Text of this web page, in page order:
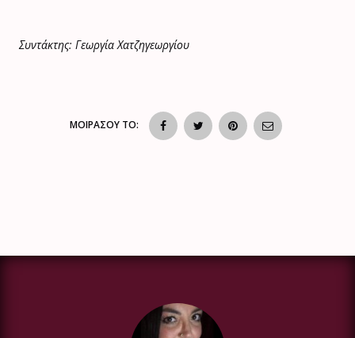
Συντάκτης: Γεωργία Χατζηγεωργίου
ΜΟΙΡΑΣΟΥ ΤΟ: